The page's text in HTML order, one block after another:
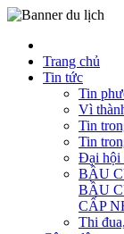
Trang chủ
Tin tức
Tin
Vì
Tin
Tin
Đại hội
BẦU
BẦU
CẤP
Thi